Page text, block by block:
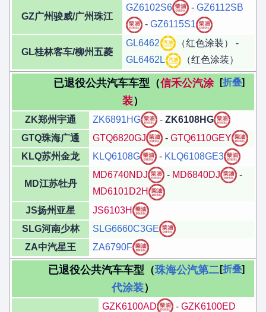
GZ广州骏威/广州珠江
GZ6102S6 - GZ6112SB
- GZ6115S1
GL桂林客车/柳州五菱
GL6462
（红色涂装） -
GL6462L
（红色涂装）
折叠
已退役公共汽车车型（信禾公汽涂
装）
ZK郑州宇通 ZK6891HG - ZK6108HG
GTQ珠海广通
GTQ6820GJ - GTQ6110GEY
KLQ苏州金龙
KLQ6108G - KLQ6108GE3
MD江苏牡丹
MD6740NDJ - MD6840DJ
-
MD6101D2H
JS扬州亚星
JS6103H
SLG河南少林
SLG6660C3GE
ZA中汽星王
ZA6790F
折叠
已退役公共汽车车型（珠海公汽第二
代涂装）
GZK6100AD - GZK6100ED